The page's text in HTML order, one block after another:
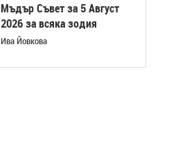
Мъдър Съвет за 5 Август
2026 за всяка зодия
Ива Йовкова